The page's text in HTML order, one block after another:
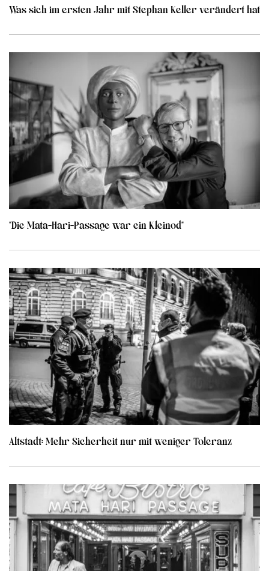
Was sich im ersten Jahr mit Stephan Keller verändert hat
“Die Mata-Hari-Passage war ein Kleinod“
Altstadt: Mehr Sicherheit nur mit weniger Toleranz